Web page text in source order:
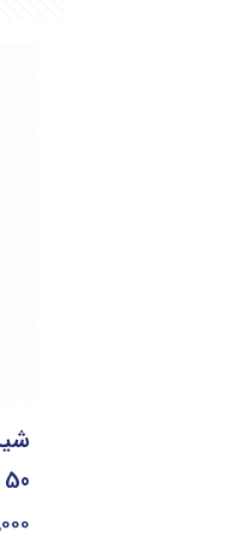
50 سی سی